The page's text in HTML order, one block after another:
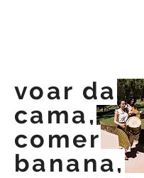
voar da
cama,
comer
banana,